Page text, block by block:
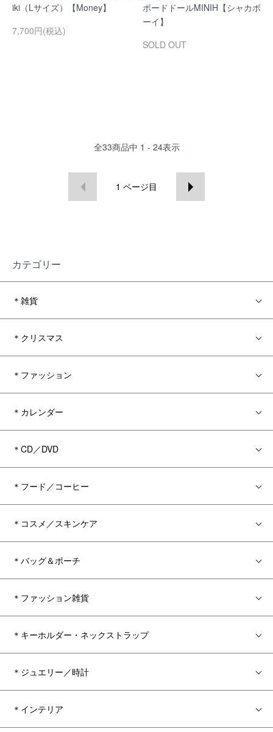
iki（Lサイズ）【Money】
7,700円(税込)
ボードドールMINIH【シャカボ
ーイ】
SOLD OUT
全33商品中 1 - 24表示
1 ページ目
カテゴリー
＊雑貨
＊クリスマス
＊ファッション
＊カレンダー
＊CD／DVD
＊フード／コーヒー
＊コスメ／スキンケア
＊バッグ＆ポーチ
＊ファッション雑貨
＊キーホルダー・ネックストラップ
＊ジュエリー／時計
＊インテリア